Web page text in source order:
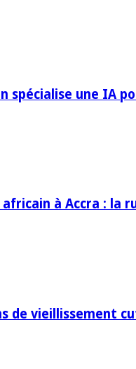
spécialise une IA
à Accra : la
de vieillissement